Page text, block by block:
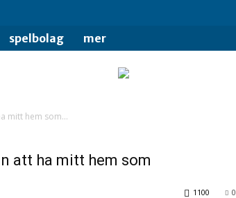
spelbolag mer
mitt hem som...
att ha mitt hem som
0
1100